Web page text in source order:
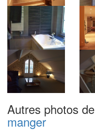
Autres photos de
manger